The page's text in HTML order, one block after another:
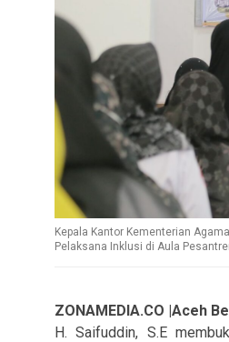
Kepala Kantor Kementerian
Pelaksana Inklusi di Aula
ZONAMEDIA.CO |Aceh
H. Saifuddin, S.E